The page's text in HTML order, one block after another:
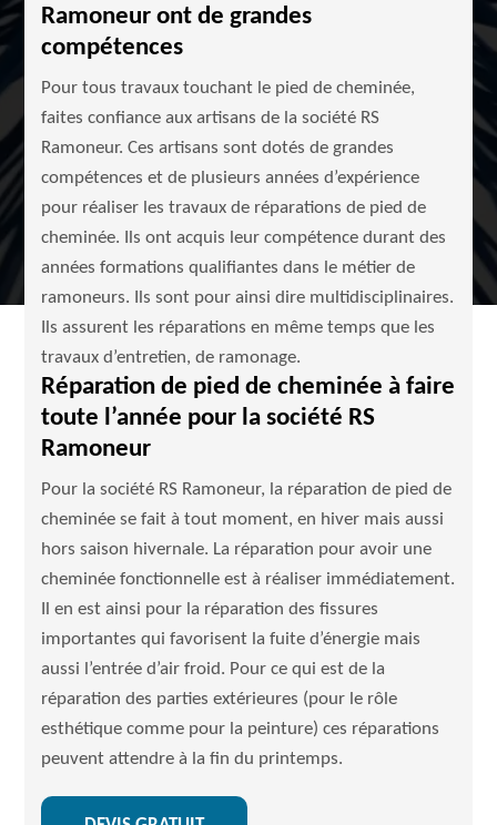
Ramoneur ont de grandes
compétences
Pour tous travaux touchant le pied de cheminée,
faites confiance aux artisans de la société RS
Ramoneur. Ces artisans sont dotés de grandes
compétences et de plusieurs années d’expérience
pour réaliser les travaux de réparations de pied de
cheminée. Ils ont acquis leur compétence durant des
années formations qualifiantes dans le métier de
ramoneurs. Ils sont pour ainsi dire multidisciplinaires.
Ils assurent les réparations en même temps que les
travaux d’entretien, de ramonage.
Réparation de pied de cheminée à faire
toute l’année pour la société RS
Ramoneur
Pour la société RS Ramoneur, la réparation de pied de
cheminée se fait à tout moment, en hiver mais aussi
hors saison hivernale. La réparation pour avoir une
cheminée fonctionnelle est à réaliser immédiatement.
Il en est ainsi pour la réparation des fissures
importantes qui favorisent la fuite d’énergie mais
aussi l’entrée d’air froid. Pour ce qui est de la
réparation des parties extérieures (pour le rôle
esthétique comme pour la peinture) ces réparations
peuvent attendre à la fin du printemps.